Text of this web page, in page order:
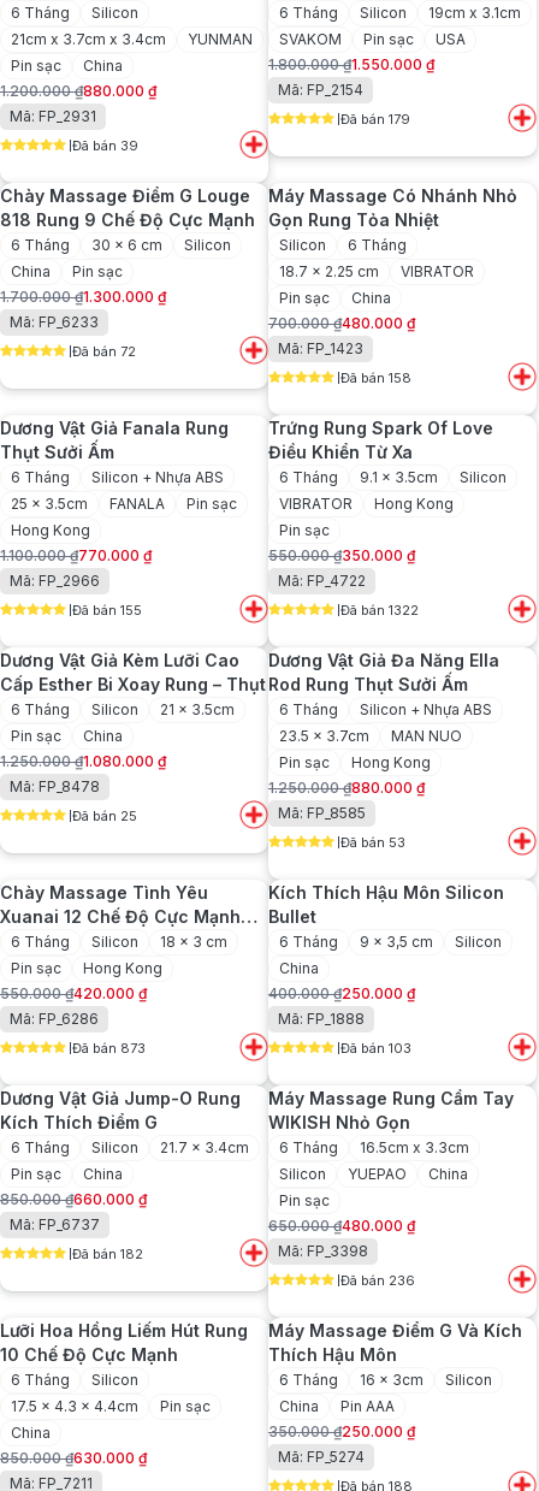
6 Tháng
Silicon
21cm x 3.7cm x 3.4cm
YUNMAN
Pin sạc
China
1.200.000₫
Giá
gốc
là:
1.200.000 ₫.
880.000 ₫
Giá
hiện
tại
là:
880.000 ₫.
Mã: FP_2931
Đã bán 39
6 Tháng Silicon
19cm x 3.1cm
SVAKOM
Pin sạc
USA
1.800.000₫
Giá
gốc
là:
1.800.000 ₫.
1.550.000 ₫
Giá
hiện
tại
là:
1.550.000 ₫.
Mã: FP_2154
Đã bán 179
Chày Massage Điểm G Louge
818 Rung 9 Chế Độ Cực Mạnh
6 Tháng 30 x 6 cm
Silicon
China
Pin sạc
1.700.000₫
Giá
gốc
là:
1.700.000 ₫.
1.300.000 ₫
Giá
hiện
tại
là:
Mã: FP_6233
Đã bán 72
Máy Massage Có Nhánh Nhỏ
Gọn Rung Tỏa Nhiệt
Silicon
6 Tháng
18.7 x 2.25 cm
VIBRATOR
Pin sạc
China
700.000₫
Giá
gốc
là:
700.000 ₫.
480.000 ₫
Giá
hiện
tại
là:
480.000 ₫.
Mã: FP_1423
Đã bán 158
Dương Vật Giả Fanala Rung
Thụt Sưởi Ấm
6 Tháng
Silicon + Nhựa ABS
25 x 3.5cm
FANALA
Pin sạc
Hong Kong
1.100.000₫
Giá
gốc
là:
1.100.000 ₫.
770.000 ₫
Giá
hiện
tại
là:
770.000 ₫.
Mã: FP_2966
Đã bán 155
Trứng Rung Spark Of Love
Điều Khiển Từ Xa
6 Tháng 9.1 x 3.5cm
Silicon
VIBRATOR
Hong Kong
Pin sạc
550.000₫
Giá
gốc
là:
550.000 ₫.
350.000 ₫
Giá
hiện
tại
là:
350.000 ₫.
Mã: FP_4722
Đã bán 1322
Dương Vật Giả Kèm Lưỡi Cao
Cấp Esther Bi Xoay Rung – Thụt
6 Tháng Silicon
21 x 3.5cm
Pin sạc
China
1.250.000₫
Giá
gốc
là:
1.250.000 ₫.
1.080.000 ₫
Giá
hiện
tại
là:
Mã: FP_8478
Đã bán 25
Dương Vật Giả Đa Năng Ella
Rod Rung Thụt Sưởi Ấm
6 Tháng
Silicon + Nhựa ABS
23.5 x 3.7cm
MAN NUO
Pin sạc
Hong Kong
1.250.000₫
Giá
gốc
là:
1.250.000 ₫.
880.000 ₫
Giá
hiện
tại
là:
880.000 ₫.
Mã: FP_8585
Đã bán 53
Chày Massage Tình Yêu
Xuanai 12 Chế Độ Cực Mạnh
Mẽ
6 Tháng Silicon
18 x 3 cm
Pin sạc
Hong Kong
550.000₫
Giá
gốc
là:
550.000 ₫.
420.000 ₫
Giá
hiện
tại
là:
420.000 ₫.
Mã: FP_6286
Đã bán 873
Kích Thích Hậu Môn Silicon
Bullet
6 Tháng 9 x 3,5 cm
Silicon
China
400.000₫
Giá
gốc
là:
400.000 ₫.
250.000 ₫
Giá
hiện
tại
là:
250.000 ₫.
Mã: FP_1888
Đã bán 103
Dương Vật Giả Jump-O Rung
Kích Thích Điểm G
6 Tháng Silicon
21.7 x 3.4cm
Pin sạc
China
850.000₫
Giá
gốc
là:
850.000 ₫.
660.000 ₫
Giá
hiện
tại
là:
Mã: FP_6737
Đã bán 182
Máy Massage Rung Cầm Tay
WIKISH Nhỏ Gọn
6 Tháng
16.5cm x 3.3cm
Silicon
YUEPAO
China
Pin sạc
650.000₫
Giá
gốc
là:
650.000 ₫.
480.000 ₫
Giá
hiện
tại
là:
480.000 ₫.
Mã: FP_3398
Đã bán 236
Lưỡi Hoa Hồng Liếm Hút Rung
10 Chế Độ Cực Mạnh
6 Tháng
Silicon
17.5 x 4.3 x 4.4cm
Pin sạc
China
850.000₫
Giá
630.000 ₫
Giá
Mã: FP_7211
Máy Massage Điểm G Và Kích
Thích Hậu Môn
6 Tháng 16 x 3cm
Silicon
China
Pin AAA
350.000₫
Giá
gốc
250.000 ₫
Giá
hiện
Mã: FP_5274
Đã bán 188